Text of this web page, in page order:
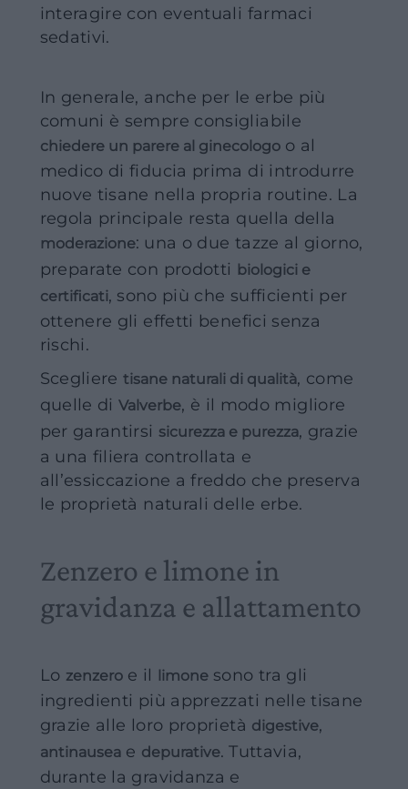
interagire con eventuali farmaci
sedativi.
In generale, anche per le erbe più
comuni è sempre consigliabile
chiedere un parere al ginecologoo al
medico di fiducia prima di introdurre
nuove tisane nella propria routine. La
regola principale resta quella della
moderazione: una o due tazze al giorno,
preparate con prodotti biologici e
certificati, sono più che sufficienti per
ottenere gli effetti benefici senza
rischi.
Sceglieretisane naturali di qualità, come
quelle diValverbe, è il modo migliore
per garantirsi sicurezza e purezza, grazie
a una filiera controllata e
all’essiccazione a freddo che preserva
le proprietà naturali delle erbe.
Zenzero e limone in
gravidanza e allattamento
Lo zenzeroe il limonesono tra gli
ingredienti più apprezzati nelle tisane
grazie alle loro proprietà digestive,
antinauseae depurative. Tuttavia,
durante la gravidanza e